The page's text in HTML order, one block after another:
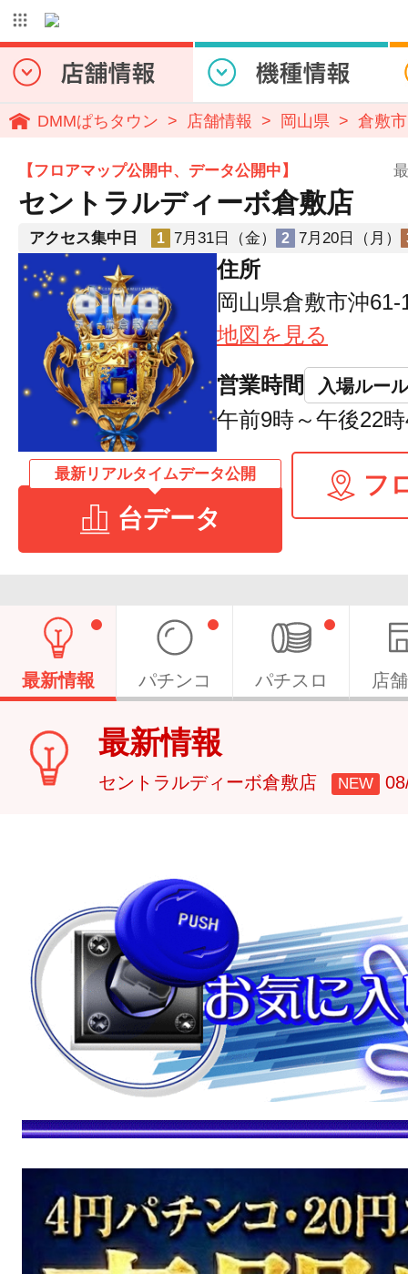
DMMぱちタウン 店舗情報 岡山県 倉敷市
【フロアマップ公開中、データ公開中】
セントラルディーボ倉敷店
アクセス集中日 1 7月31日（金） 2 7月20日（月）
住所
岡山県倉敷市沖61-
地図を見る
営業時間 入場ルール
午前9時～午後22
最新リアルタイムデータ公開
台データ
フ
最新情報 パチンコ パチスロ 店
最新情報
セントラルディーボ倉敷店 NEW